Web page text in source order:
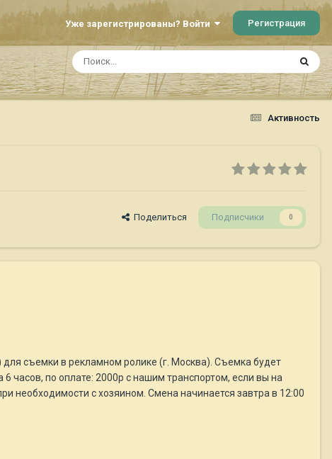
Уже зарегистрированы? Войти Регистрация
Активность
Поделиться Подписчики 0
съемки в рекламном ролике (г. Москва). Съемка будет
часов, по оплате: 2000р с нашим транспортом, если вы на
необходимости с хозяином. Смена начинается завтра в 12:00